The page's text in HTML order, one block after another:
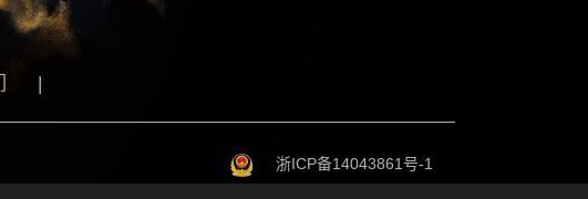
|
浙ICP备14043861号-1